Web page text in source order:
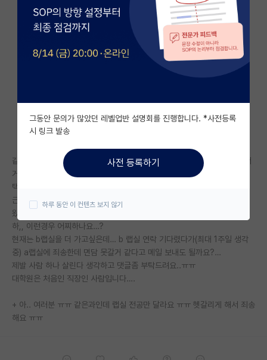
커뮤니티 홈
전체글보기
베스트 게시판
자유 게시판(아무개랩)
미국 유학 게시판
미국 대학원 합격 후기 게시판
대학원생 모집 게시판
연구실(PI) 홍보 게시판
석박사 채용 정보 게시판
임용 정보 게시판
취업 게시판
같은 대학교 a랩실에 처음 컨택 메일 보냈는데 1주일 넘어도 답장이 안와서
거절의 의미로 받아들이고 또 관심이 있었던a랩실과 같은 대학 b랩실에 컨
택 메일을 보냈습니다
근데 b랩실에 메일 보내고 그날 a랩실에서 연구실 방문해도 좋다는 메일이
왔네요..
하,, 이런경우 어찌하나요…?
현재는 b랩실을 더 가고싶은데… b 랩실 연락 기다렸다가(최대 1주일 생각
중) a랩실에 죄송한데 면담 못갈거 같다고 메일 보내도 될까요?…
제발 사람 하나 살린다 생각하고 댓글좀 부탁드려요..ㅠㅠ
대학원은 처음인 직장인 사람입니다….
+ 아.. 여러분 ㅠㅠ 같은과인데 랩실 전공만 달라요 ㅠㅠ 헷갈리게 해서 죄송
해요 ㅠㅠ
그동안 문의가 많았던 레벨업반 설명회를 진행합니다. *사전등록
시 링크 발송
사전 등록하기
하루 동안 이 컨텐츠 보지 않기